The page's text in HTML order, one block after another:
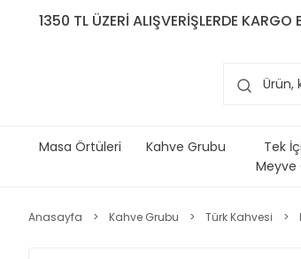
1350 TL ÜZERİ ALIŞVERİŞLERDE KARGO
Masa Örtüleri Kahve Grubu
Tek
Meyve
Anasayfa Kahve Grubu Türk Kahvesi